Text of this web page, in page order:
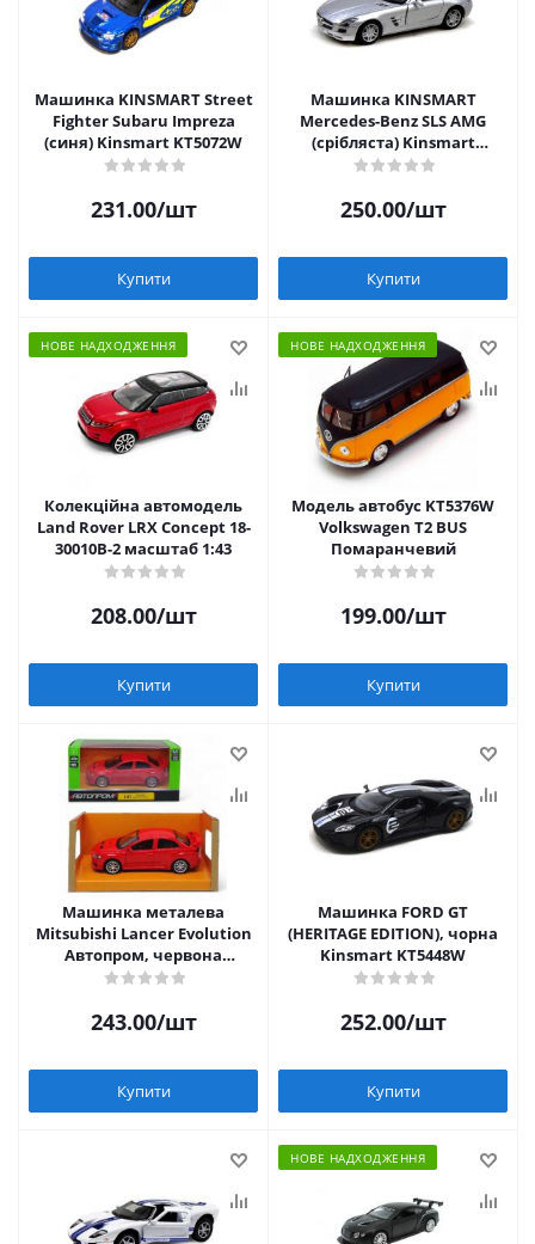
Машинка KINSMART Street
Fighter Subaru Impreza
(синя) Kinsmart KT5072W
231.00/шт
Купити
Машинка KINSMART
Mercedes-Benz SLS AMG
(срібляста) Kinsmart
KT5349W
250.00/шт
Купити
НОВЕ НАДХОДЖЕННЯ
Колекційна автомодель
Land Rover LRX Concept 18-
30010B-2 масштаб 1:43
208.00/шт
Купити
НОВЕ НАДХОДЖЕННЯ
Модель автобус KT5376W
Volkswagen T2 BUS
Помаранчевий
199.00/шт
Купити
Машинка металева
Mitsubishi Lancer Evolution
Автопром, червона
Автопром 4335
243.00/шт
Купити
Машинка FORD GT
(HERITAGE EDITION), чорна
Kinsmart KT5448W
252.00/шт
Купити
НОВЕ НАДХОДЖЕННЯ